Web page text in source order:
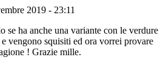
2019 - 23:11
se ha anche una variante con le verdure
vengono squisiti ed ora vorrei provare
! Grazie mille.